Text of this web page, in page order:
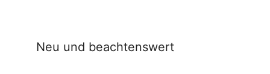
Neu und beachtenswert